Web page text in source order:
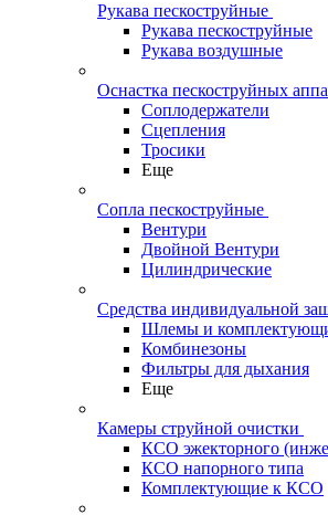
Рукава пескоструйные
Рукава пескоструйные
Рукава воздушные
Оснастка пескоструйных
Соплодержатели
Сцепления
Тросики
Еще
Сопла пескоструйные
Вентури
Двойной Вентури
Цилиндрические
Средства индивидуальной
Шлемы и
Комбинезоны
Фильтры для дыхания
Еще
Камеры струйной очистки
КСО эжекторного
КСО напорного типа
Комплектующие к КСО